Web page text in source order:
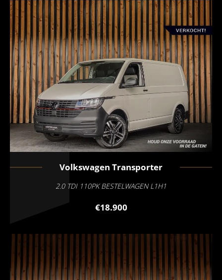
Volkswagen Transporter
2.0 TDI 110PK BESTELWAGEN L1H1
€18.900